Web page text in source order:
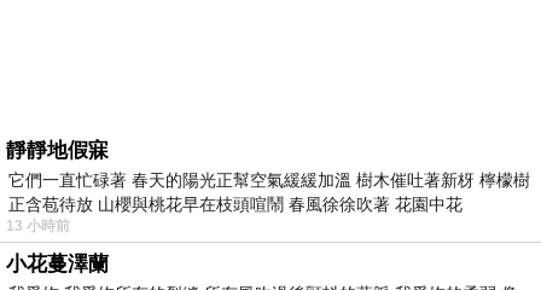
靜靜地假寐
它們一直忙碌著 春天的陽光正幫空氣緩緩加溫 樹木催吐著新枒 檸檬樹
正含苞待放 山櫻與桃花早在枝頭喧鬧 春風徐徐吹著 花園中花
13 小時前
小花蔓澤蘭